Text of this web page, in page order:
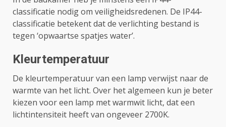
classificatie nodig om veiligheidsredenen. De IP44-
classificatie betekent dat de verlichting bestand is
tegen ‘opwaartse spatjes water’.
Kleurtemperatuur
De kleurtemperatuur van een lamp verwijst naar de
warmte van het licht. Over het algemeen kun je beter
kiezen voor een lamp met warmwit licht, dat een
lichtintensiteit heeft van ongeveer 2700K.